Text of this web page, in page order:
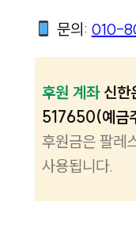
문의: 010-
후원 계좌신한
517650(예금
후원금은 팔레
사용됩니다.